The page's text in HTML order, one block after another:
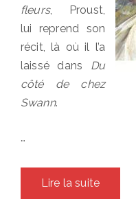
fleurs, Proust,
lui reprend son
récit, là où il l’a
laissé dans Du
côté de chez
Swann.
…
Lire la suite